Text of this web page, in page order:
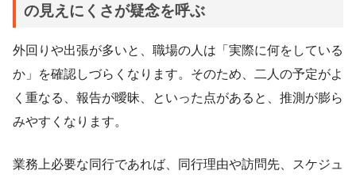
の見えにくさが疑念を呼ぶ
外回りや出張が多いと、職場の人は「実際に何をしている
か」を確認しづらくなります。そのため、二人の予定がよ
く重なる、報告が曖昧、といった点があると、推測が膨ら
みやすくなります。
業務上必要な同行であれば、同行理由や訪問先、スケジュ